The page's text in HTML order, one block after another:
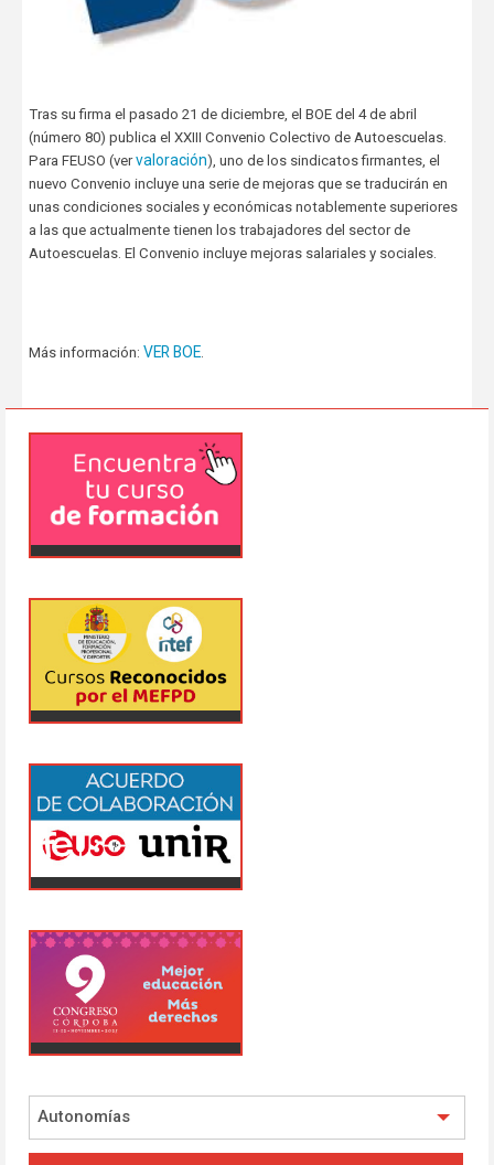
Tras su firma el pasado 21 de diciembre, el BOE del 4 de abril
(número 80) publica el XXIII Convenio Colectivo de Autoescuelas.
Para FEUSO (vervaloración), uno de los sindicatos firmantes, el
nuevo Convenio incluye una serie de mejoras que se traducirán en
unas condiciones sociales y económicas notablemente superiores
a las que actualmente tienen los trabajadores del sector de
Autoescuelas. El Convenio incluye mejoras salariales y sociales.
Más información: VER BOE.
Autonomías